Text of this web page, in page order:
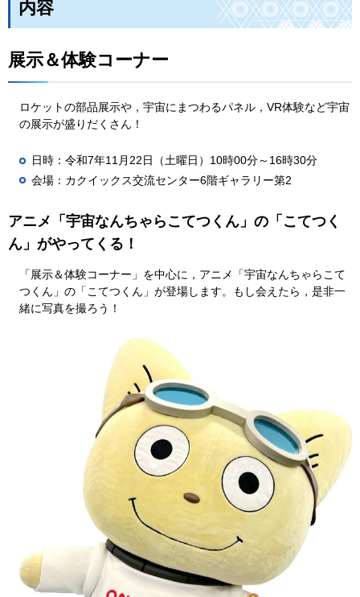
内容
展示＆体験コーナー
ロケットの部品展示や，宇宙にまつわるパネル，VR体験など宇宙
の展示が盛りだくさん！
日時：令和7年11月22日（土曜日）10時00分～16時30分
会場：カクイックス交流センター6階ギャラリー第2
アニメ「宇宙なんちゃらこてつくん」の「こてつく
ん」がやってくる！
「展示＆体験コーナー」を中心に，アニメ「宇宙なんちゃらこて
つくん」の「こてつくん」が登場します。もし会えたら，是非一
緒に写真を撮ろう！